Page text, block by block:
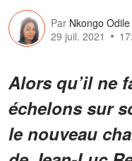
Par Nkongo
29 juil. 2021
Alors qu’il ne
échelons sur
le nouveau